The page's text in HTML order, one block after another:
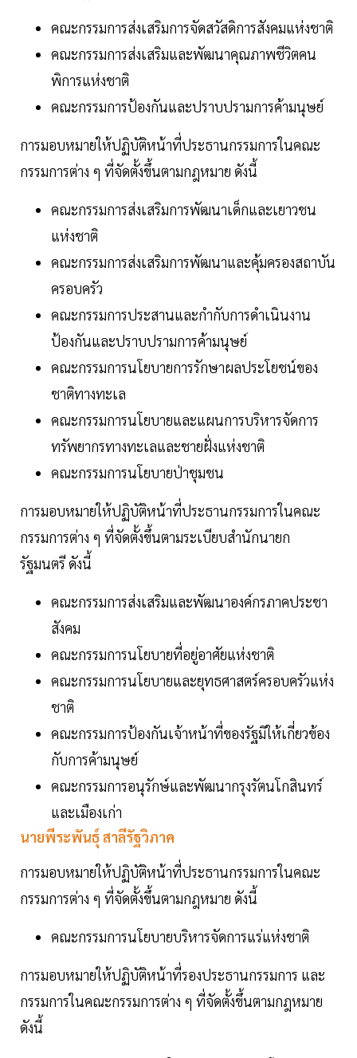
คณะกรรมการส่งเสริมการจัดสวัสดิการสังคมแห่งชาติ
คณะกรรมการส่งเสริมและพัฒนาคุณภาพชีวิตคน
พิการแห่งชาติ
คณะกรรมการป้องกันและปราบปรามการค้ามนุษย์
การมอบหมายให้ปฏิบัติหน้าที่ประธานกรรมการในคณะ
กรรมการต่าง ๆ ที่จัดตั้งขึ้นตามกฎหมาย ดังนี้
คณะกรรมการส่งเสริมการพัฒนาเด็กและเยาวชน
แห่งชาติ
คณะกรรมการส่งเสริมการพัฒนาและคุ้มครองสถาบัน
ครอบครัว
คณะกรรมการประสานและกำกับการดำเนินงาน
ป้องกันและปราบปรามการค้ามนุษย์
คณะกรรมการนโยบายการรักษาผลประโยชน์ของ
ชาติทางทะเล
คณะกรรมการนโยบายและแผนการบริหารจัดการ
ทรัพยากรทางทะเลและชายฝั่งแห่งชาติ
คณะกรรมการนโยบายป่าชุมชน
การมอบหมายให้ปฏิบัติหน้าที่ประธานกรรมการในคณะ
กรรมการต่าง ๆ ที่จัดตั้งขึ้นตามระเบียบสำนักนายก
รัฐมนตรี ดังนี้
คณะกรรมการส่งเสริมและพัฒนาองค์กรภาคประชา
สังคม
คณะกรรมการนโยบายที่อยู่อาศัยแห่งชาติ
คณะกรรมการนโยบายและยุทธศาสตร์ครอบครัวแห่ง
ชาติ
คณะกรรมการป้องกันเจ้าหน้าที่ของรัฐมิให้เกี่ยวข้อง
กับการค้ามนุษย์
คณะกรรมการอนุรักษ์และพัฒนากรุงรัตนโกสินทร์
และเมืองเก่า
นายพีระพันธุ์ สาลีรัฐวิภาค
การมอบหมายให้ปฏิบัติหน้าที่ประธานกรรมการในคณะ
กรรมการต่าง ๆ ที่จัดตั้งขึ้นตามกฎหมาย ดังนี้
คณะกรรมการนโยบายบริหารจัดการแร่แห่งชาติ
การมอบหมายให้ปฏิบัติหน้าที่รองประธานกรรมการ และ
กรรมการในคณะกรรมการต่าง ๆ ที่จัดตั้งขึ้นตามกฎหมาย
ดังนี้